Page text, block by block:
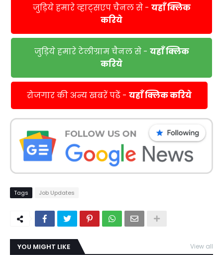
जुड़िये हमारे व्हाट्सएप चैनल से - यहाँ क्लिक
करिये
जुड़िये हमारे टेलीग्राम चैनल से - यहाँ क्लिक
करिये
रोजगार की अन्य खबरें पढें - यहाँ क्लिक करिये
Tags Job Updates
YOU MIGHT LIKE View all